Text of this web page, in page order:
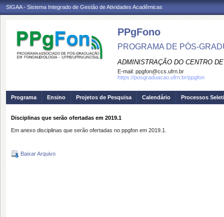
SIGAA - Sistema Integrado de Gestão de Atividades Acadêmicas
PPgFono
PROGRAMA DE PÓS-
ADMINISTRAÇÃO DO CENTRO
E-mail: ppgfon@ccs.ufrn.br
https://posgraduacao.ufrn.br/ppgfon
Programa Ensino Projetos de Pesquisa Calendário Processos
Disciplinas que serão ofertadas em 2019.1
Em anexo disciplinas que serão ofertadas no ppgfon em 2019.1.
Baixar Arquivo